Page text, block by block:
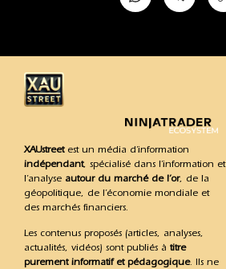
XAUstreetest un média d’information
indépendant, spécialisé dans l’information et
l’analyse autour du marché de l’or, de la
géopolitique, de l’économie mondiale et
des marchés financiers.
Les contenus proposés (articles, analyses,
actualités, vidéos) sont publiés à titre
purement informatif et pédagogique. Ils ne